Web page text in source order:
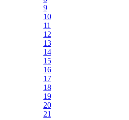
9
10
11
12
13
14
15
16
17
18
19
20
21